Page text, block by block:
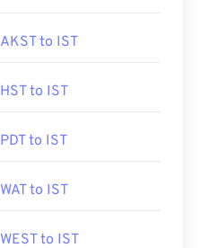
AKST to IST
HST to IST
PDT to IST
WAT to IST
WEST to IST